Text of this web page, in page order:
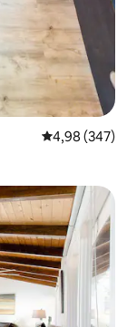
Gemiddelde
4,98 (347)